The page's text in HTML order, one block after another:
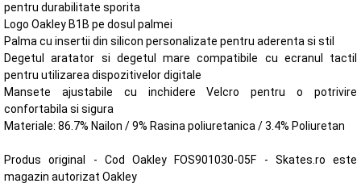
pentru durabilitate sporita
Logo Oakley B1B pe dosul palmei
Palma cu insertii din silicon personalizate pentru aderenta si stil
Degetul aratator si degetul mare compatibile cu ecranul tactil
pentru utilizarea dispozitivelor digitale
Mansete ajustabile cu inchidere Velcro pentru o potrivire
confortabila si sigura
Materiale: 86.7% Nailon / 9% Rasina poliuretanica / 3.4% Poliuretan
Produs original - Cod Oakley FOS901030-05F - Skates.ro este
magazin autorizat Oakley